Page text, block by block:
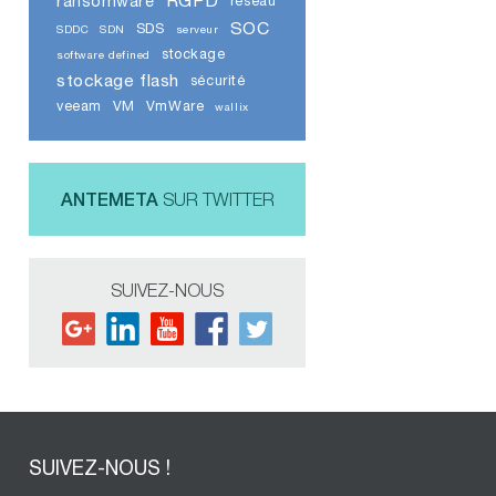
SDDC SDN SDS serveur SOC
software defined stockage
stockage flash
sécurité
veeam
VM VmWare wallix
ANTEMETASUR TWITTER
SUIVEZ-NOUS
SUIVEZ-NOUS !